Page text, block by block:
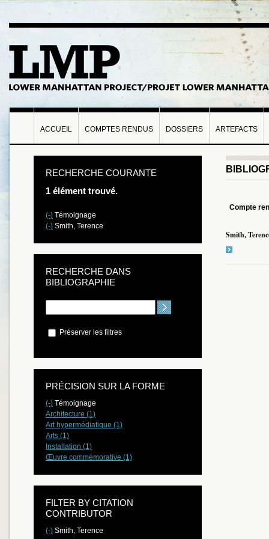
ACCUEIL COMPTES RENDUS DOSSIERS ARTEFACTS
Compte
Smith,
RECHERCHE COURANTE
1 élément trouvé.
(-) Témoignage
(-) Smith, Terence
RECHERCHE DANS
BIBLIOGRAPHIE
Préserver les filtres
PRÉCISION SUR LA FORME
(-) Témoignage
Architecture (1)
Art hypermédiatique (1)
Arts (1)
Installation (1)
Œuvre commémorative (1)
FILTER BY CITATION
CONTRIBUTOR
(-) Smith, Terence